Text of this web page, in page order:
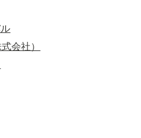
会社）